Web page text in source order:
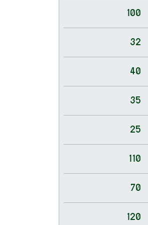
100
32
40
35
25
110
70
120